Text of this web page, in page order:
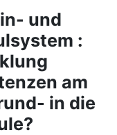
und
:
am
in die